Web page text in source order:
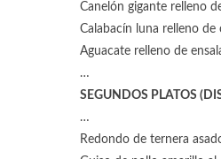
Canelón gigante relleno
Calabacín luna relleno
Aguacate relleno de
…
SEGUNDOS PLATOS
…
Redondo de ternera